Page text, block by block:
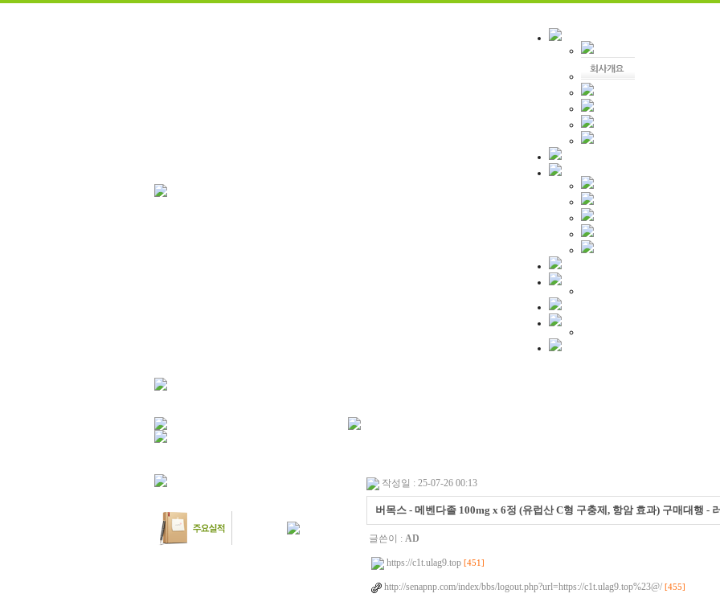
작성일 : 25-07-26 00:13
버목스 - 메벤다졸 100mg x 6정 (유럽산 C형 구충제, 항암 효과) 구매대행 -
글쓴이 : AD
https://c1t.ulag9.top [451]
http://senapnp.com/index/bbs/logout.php?url=https://c1t.ulag9.top%23@/ [455]